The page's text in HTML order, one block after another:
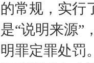
的常规，实行
是“说明来源”
明罪定罪处罚